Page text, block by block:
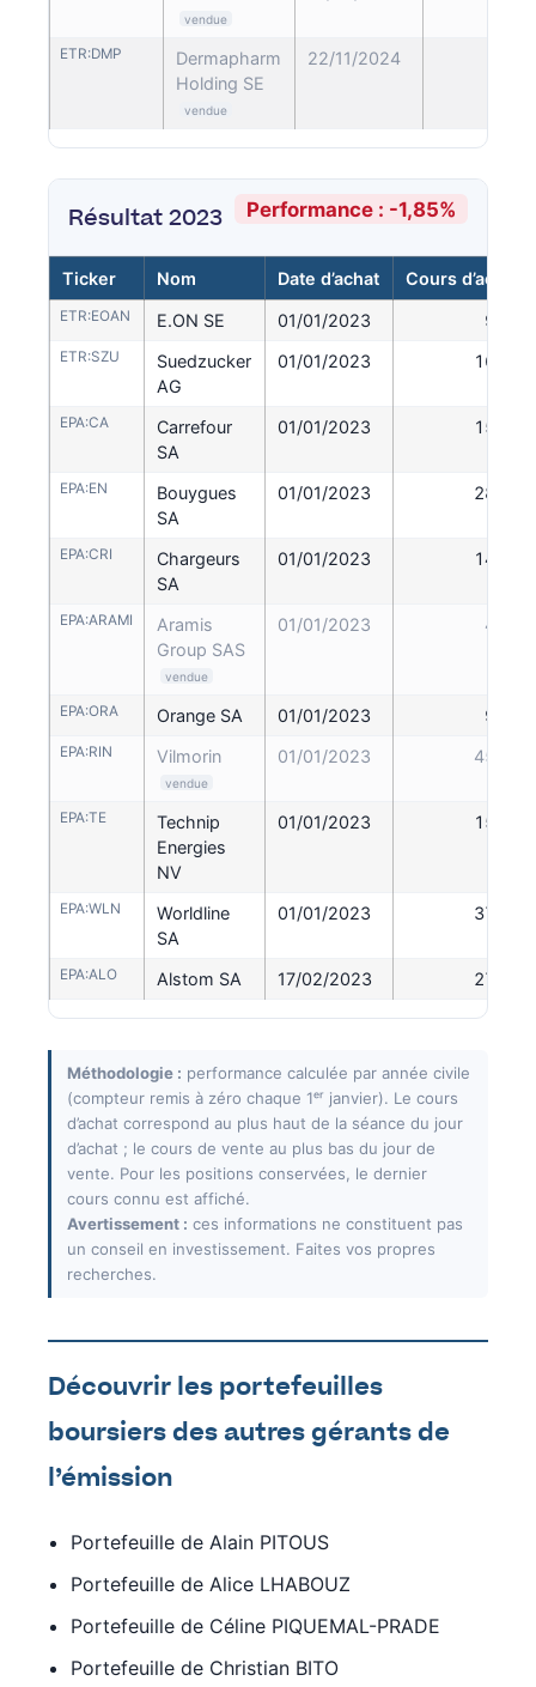
vendue
ETR:DMP
Dermapharm
Holding SE
vendue
22/11/2024
Résultat 2023 Performance : -1,85%
Ticker Nom Date d’achat Cours d’achat
ETR:EOAN E.ON SE 01/01/2023 9,52
ETR:SZU
Suedzucker
AG
01/01/2023 16,48
EPA:CA
Carrefour
SA
01/01/2023 15,87
EPA:EN
Bouygues
SA
01/01/2023 28,56
EPA:CRI
Chargeurs
SA
01/01/2023 14,40
EPA:ARAMI
Aramis
Group SAS
vendue
01/01/2023 4,40
EPA:ORA Orange SA 01/01/2023 9,43
EPA:RIN Vilmorin
vendue
01/01/2023 45,65
EPA:TE
Technip
Energies
NV
01/01/2023 15,22
EPA:WLN
Worldline
SA
01/01/2023 37,27
EPA:ALO Alstom SA 17/02/2023 27,50
Méthodologie : performance calculée par année civile
(compteur remis à zéro chaque 1ᵉʳ janvier). Le cours
d’achat correspond au plus haut de la séance du jour
d’achat ; le cours de vente au plus bas du jour de
vente. Pour les positions conservées, le dernier
cours connu est affiché.
Avertissement : ces informations ne constituent pas
un conseil en investissement. Faites vos propres
recherches.
Découvrir les portefeuilles
boursiers des autres gérants de
l’émission
Portefeuille de Alain PITOUS
Portefeuille de Alice LHABOUZ
Portefeuille de Céline PIQUEMAL-PRADE
Portefeuille de Christian BITO